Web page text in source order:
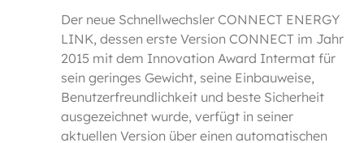
Der neue Schnellwechsler CONNECT ENERGY
LINK, dessen erste Version CONNECT im Jahr
2015 mit dem Innovation Award Intermat für
sein geringes Gewicht, seine Einbauweise,
Benutzerfreundlichkeit und beste Sicherheit
ausgezeichnet wurde, verfügt in seiner
aktuellen Version über einen automatischen